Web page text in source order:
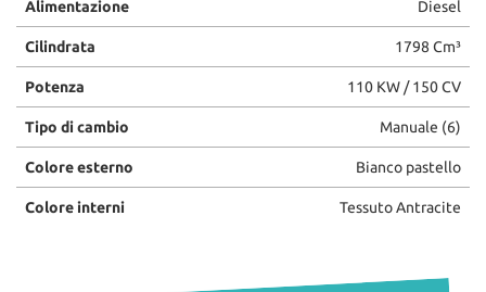
OFFICINA
RICAMBI
CHI SIAMO
LA VOCE DEI CLIENTI
Alimentazione Diesel
Cilindrata 1798 Cm³
Potenza 110 KW / 150 CV
Tipo di cambio Manuale (6)
Colore esterno Bianco pastello
Colore interni Tessuto Antracite
strumenti
di
tracciamento
si
rimanda
alla
cookie
Puoi